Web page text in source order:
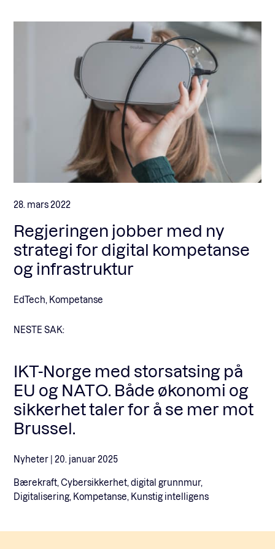
28. mars 2022
Regjeringen jobber med ny
strategi for digital kompetanse
og infrastruktur
EdTech, Kompetanse
NESTE SAK:
IKT-Norge med storsatsing på
EU og NATO. Både økonomi og
sikkerhet taler for å se mer mot
Brussel.
Nyheter | 20. januar 2025
Bærekraft, Cybersikkerhet, digital grunnmur,
Digitalisering, Kompetanse, Kunstig intelligens